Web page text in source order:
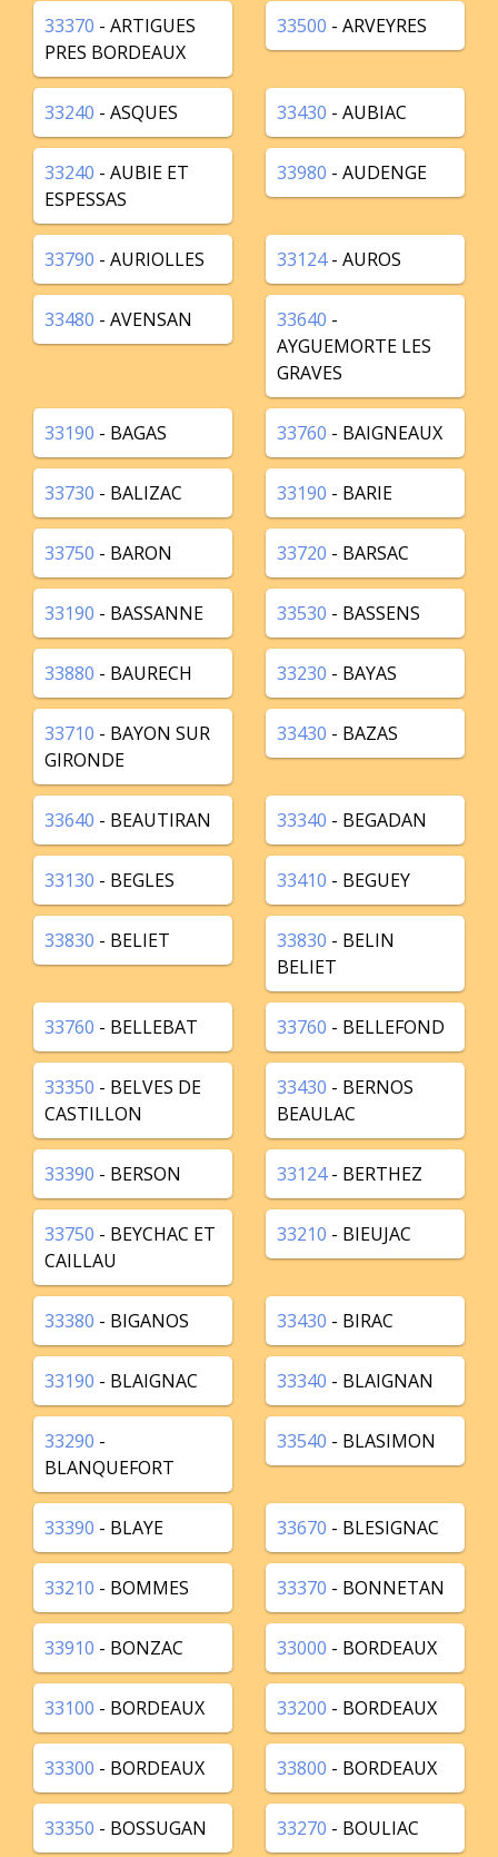
33370 - ARTIGUES
PRES BORDEAUX
33500 - ARVEYRES
33240 - ASQUES 33430 - AUBIAC
33240 - AUBIE ET
ESPESSAS
33980 - AUDENGE
33790 - AURIOLLES 33124- AUROS
33480 - AVENSAN 33640 -
AYGUEMORTE LES
GRAVES
33190 - BAGAS 33760 - BAIGNEAUX
33730 - BALIZAC 33190 - BARIE
33750 - BARON 33720 - BARSAC
33190 - BASSANNE 33530 - BASSENS
33880 - BAURECH 33230 - BAYAS
33710 - BAYON SUR
GIRONDE
33430 - BAZAS
33640 - BEAUTIRAN 33340 - BEGADAN
33130 - BEGLES 33410 - BEGUEY
33830 - BELIET 33830 - BELIN
BELIET
33760 - BELLEBAT 33760 - BELLEFOND
33350 - BELVES DE
CASTILLON
33430 - BERNOS
BEAULAC
33390 - BERSON 33124- BERTHEZ
33750 - BEYCHAC ET
CAILLAU
33210 - BIEUJAC
33380 - BIGANOS 33430 - BIRAC
33190 - BLAIGNAC 33340 - BLAIGNAN
33290 -
BLANQUEFORT
33540 - BLASIMON
33390 - BLAYE 33670 - BLESIGNAC
33210 - BOMMES 33370 - BONNETAN
33910 - BONZAC 33000 - BORDEAUX
33100 - BORDEAUX 33200 - BORDEAUX
33300 - BORDEAUX 33800 - BORDEAUX
33350 - BOSSUGAN 33270 - BOULIAC